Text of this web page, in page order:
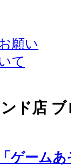
願い
て
ンド店
ゲームあ